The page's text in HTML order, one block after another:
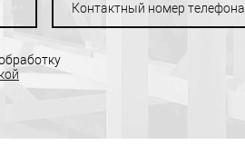
Контактный номер телефона